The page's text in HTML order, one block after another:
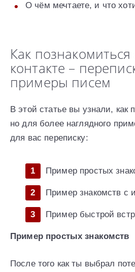
О чём мечтаете, и что
Как
контакте –
примеры писем
В этой статье вы узнали, как
но для более наглядного
для вас переписку:
Пример простых
Пример знакомств с
Пример быстрой
Пример простых знакомств
После того как ты выбрал